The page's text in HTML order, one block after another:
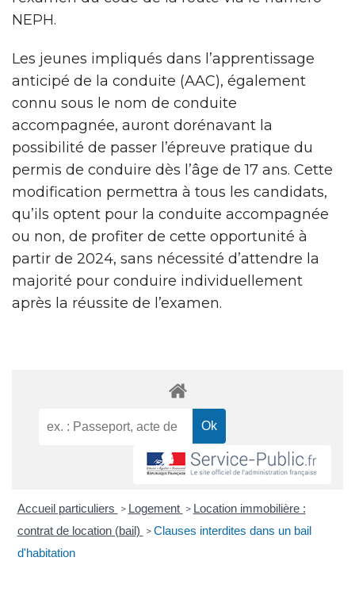
NEPH.
Les jeunes impliqués dans l’apprentissage
anticipé de la conduite (AAC), également
connu sous le nom de conduite
accompagnée, auront dorénavant la
possibilité de passer l’épreuve pratique du
permis de conduire dès l’âge de 17 ans. Cette
modification permettra à tous les candidats,
qu’ils optent pour la conduite accompagnée
ou non, de profiter de cette opportunité à
partir de 2024, sans nécessité d’attendre la
majorité pour conduire individuellement
après la réussite de l’examen.
Accueil particuliers > Logement > Location immobilière :
contrat de location (bail) > Clauses interdites dans un bail
d'habitation